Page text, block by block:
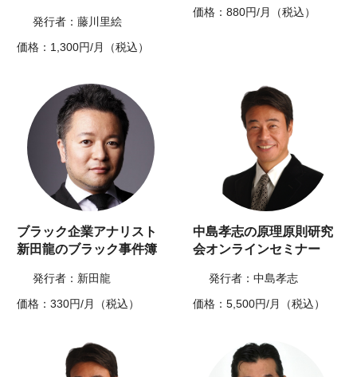
発行者：藤川里絵
価格：1,300円/月（税込）
価格：880円/月（税込）
ブラック企業アナリスト
新田龍のブラック事件簿
発行者：新田龍
価格：330円/月（税込）
中島孝志の原理原則研究
会オンラインセミナー
発行者：中島孝志
価格：5,500円/月（税込）